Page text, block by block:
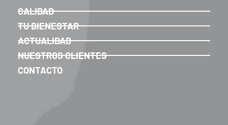
CALIDAD
TU BIENESTAR
ACTUALIDAD
NUESTROS CLIENTES
CONTACTO